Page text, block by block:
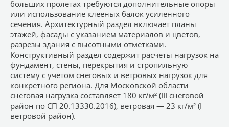
больших пролётах требуются дополнительные опоры
или использование клеёных балок усиленного
сечения. Архитектурный раздел включает планы
этажей, фасады с указанием материалов и цветов,
разрезы здания с высотными отметками.
Конструктивный раздел содержит расчёты нагрузок на
фундамент, стены, перекрытия и стропильную
систему с учётом снеговых и ветровых нагрузок для
конкретного региона. Для Московской области
снеговая нагрузка составляет 180 кг/м² (III снеговой
район по СП 20.13330.2016), ветровая — 23 кг/м² (I
ветровой район).